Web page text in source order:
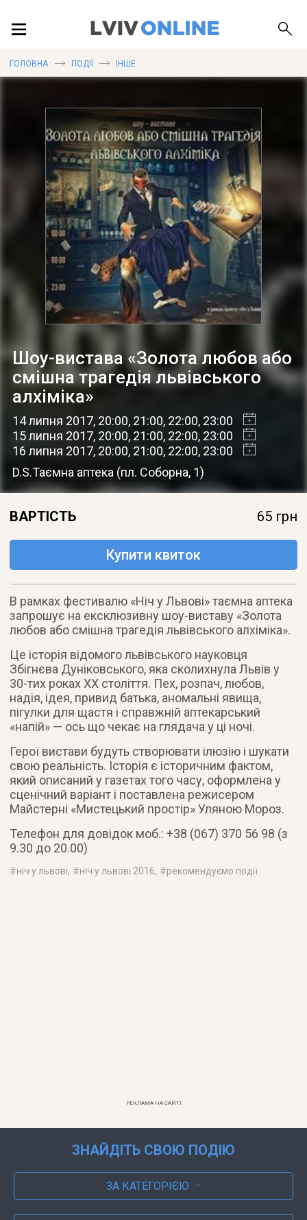
ПУБЛІКАЦІЇ
ДОВІДКА
ГОЛОВНА ПОДІЇ ІНШЕ
Шоу-вистава «Золота любов або
смішна трагедія львівського
алхіміка»
14 липня 2017, 20:00, 21:00, 22:00, 23:00
15 липня 2017, 20:00, 21:00, 22:00, 23:00
16 липня 2017, 20:00, 21:00, 22:00, 23:00
D.S.Таємна аптека (пл. Соборна, 1)
ВАРТІСТЬ 65 грн
Купити квиток
В рамках фестивалю «Ніч у Львові» таємна аптека
запрошує на ексклюзивну шоу-виставу «Золота
любов або смішна трагедія львівського алхіміка».
Це історія відомого львівського науковця
Збігнєва Дуніковського, яка сколихнула Львів у
30-тих роках ХХ століття. Пех, розпач, любов,
надія, ідея, привид батька, аномальні явища,
пігулки для щастя і справжній аптекарський
«напій» — ось що чекає на глядача у ці ночі.
Герої вистави будуть створювати ілюзію і шукати
свою реальність. Історія є історичним фактом,
який описаний у газетах того часу, оформлена у
сценічний варіант і поставлена режисером
Майстерні «Мистецький простір» Уляною Мороз.
Телефон для довідок моб.: +38 (067) 370 56 98 (з
9.30 до 20.00)
#ніч у львові, #ніч у львові 2016, #рекомендуємо події
РЕКЛАМА НА САЙТІ
ЗНАЙДІТЬ СВОЮ ПОДІЮ
ЗА КАТЕГОРІЄЮ